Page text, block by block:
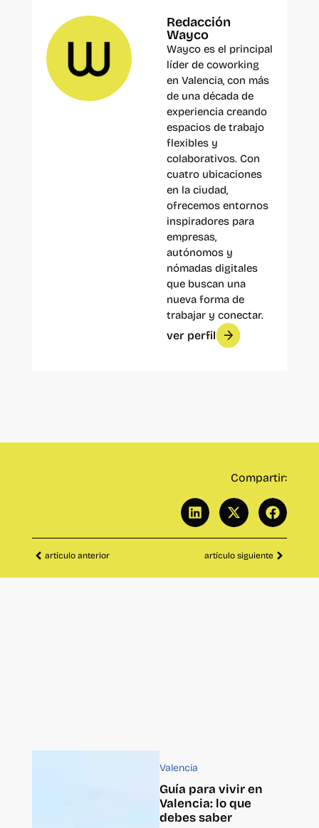
Redacción
Wayco
Wayco es el principal
líder de coworking
en Valencia, con más
de una década de
experiencia creando
espacios de trabajo
flexibles y
colaborativos. Con
cuatro ubicaciones
en la ciudad,
ofrecemos entornos
inspiradores para
empresas,
autónomos y
nómadas digitales
que buscan una
nueva forma de
trabajar y conectar.
ver perfil
Compartir:
artículo anterior artículo siguiente
Valencia
Guía para vivir en
Valencia: lo que
debes saber